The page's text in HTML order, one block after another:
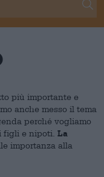
più importante e
anche messo il tema
perché vogliamo
figli e nipoti. La
importanza alla